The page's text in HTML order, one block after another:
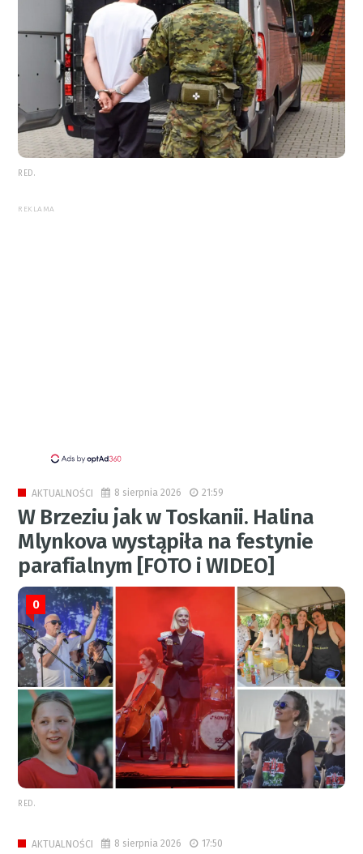
RED.
REKLAMA
AKTUALNOŚCI 8 sierpnia 2026 21:59
W Brzeziu jak w Toskanii. Halina
Mlynkova wystąpiła na festynie
parafialnym [FOTO i WIDEO]
0
RED.
AKTUALNOŚCI 8 sierpnia 2026 17:50